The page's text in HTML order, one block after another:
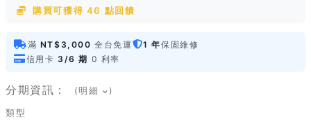
購買可獲得 46 點回饋
滿 NT$3,000 全台免運 1 年保固維修
信用卡 3/6 期 0 利率
分期資訊： (明細 )
類型